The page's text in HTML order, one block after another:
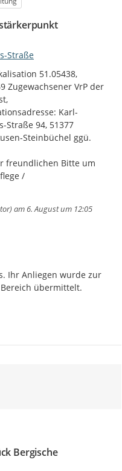
Straße
51.05438,
Zugewachsener VrP der
Karl-
Straße 94, 51377
Steinbüchel ggü.
freundlichen Bitte um
/
am 6. August um 12:05
Ihr Anliegen wurde zur
übermittelt.
Bergische